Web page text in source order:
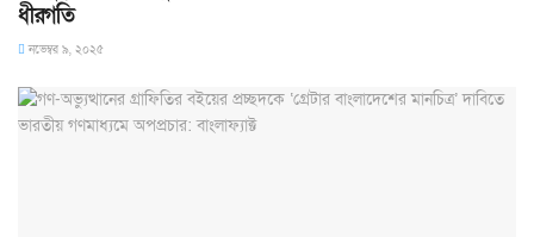
ধীরগতি
নভেম্বর ৯, ২০২৫